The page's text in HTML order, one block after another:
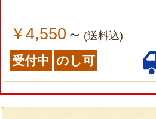
￥4,550 ～ (送料込)
受付中 のし可